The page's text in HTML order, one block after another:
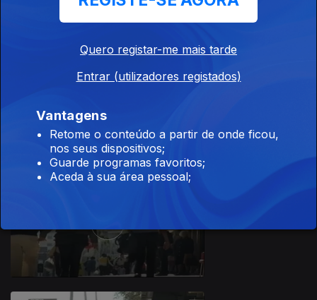
Quero registar-me mais tarde
Entrar (utilizadores registados)
Vantagens
Retome o conteúdo a partir de onde ficou,
nos seus dispositivos;
Guarde programas favoritos;
Aceda à sua área pessoal;